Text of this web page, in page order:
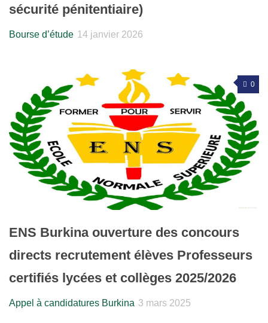
sécurité pénitentiaire)
Bourse d’étude 14 janvier 2026
0
ENS Burkina ouverture des concours
directs recrutement élèves Professeurs
certifiés lycées et collèges 2025/2026
Appel à candidatures Burkina 3 mars 2025